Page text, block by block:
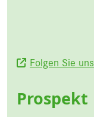
Folgen Sie uns
Prospekt